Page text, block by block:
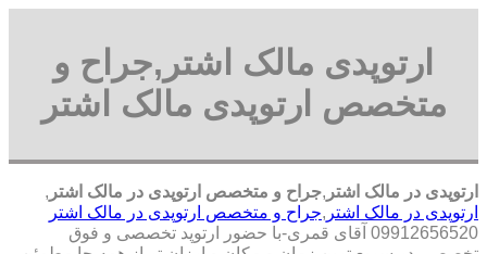
ارتوپدی مالک اشتر,جراح و
متخصص ارتوپدی مالک اشتر
ارتوپدی در مالک اشتر ,جراح و متخصص ارتوپدی در مالک اشتر ,
ارتوپدی در مالک اشتر ,جراح و متخصص ارتوپدی در مالک اشتر
09912656520 آقای قمری-با حضور ارتوپد تخصصی و فوق